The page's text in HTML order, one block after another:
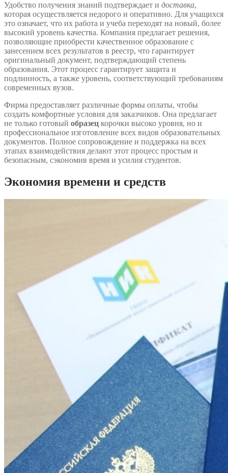
Удобство получения знаний подтверждает и доставка,
которая осуществляется недорого и оперативно. Для учащихся
это означает, что их работа и учеба переходят на новый, более
высокий уровень качества. Компания предлагает решения,
позволяющие приобрести качественное образование с
занесением всех результатов в реестр, что гарантирует
оригинальный документ, подтверждающий степень
образования. Этот процесс гарантирует защита и
подлинность, а также уровень, соответствующий требованиям
современных вузов.
Фирма предоставляет различные формы оплаты, чтобы
создать комфортные условия для заказчиков. Она предлагает
не только готовый образец корочки высоко уровня, но и
профессиональное изготовление всех видов образовательных
документов. Полное сопровождение и поддержка на всех
этапах взаимодействия делают этот процесс простым и
безопасным, сэкономив время и усилия студентов.
Экономия времени и средств